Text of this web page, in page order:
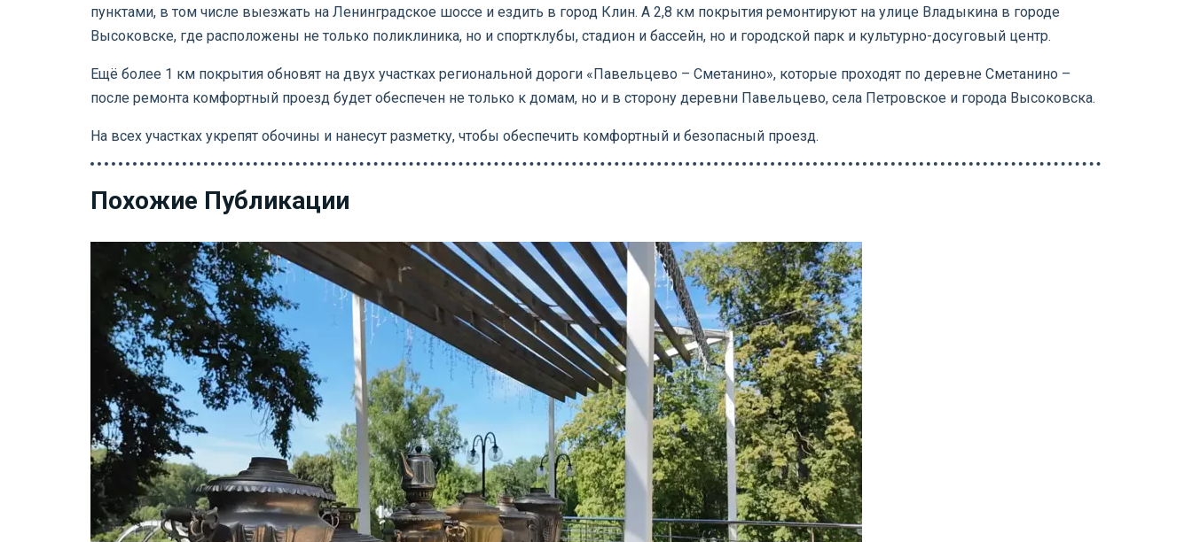
пунктами, в том числе выезжать на Ленинградское шоссе и ездить в город Клин. А 2,8 км покрытия ремонтируют на улице Владыкина в городе
Высоковске, где расположены не только поликлиника, но и спортклубы, стадион и бассейн, но и городской парк и культурно-досуговый центр.
Ещё более 1 км покрытия обновят на двух участках региональной дороги «Павельцево – Сметанино», которые проходят по деревне Сметанино –
после ремонта комфортный проезд будет обеспечен не только к домам, но и в сторону деревни Павельцево, села Петровское и города Высоковска.
На всех участках укрепят обочины и нанесут разметку, чтобы обеспечить комфортный и безопасный проезд.
Похожие Публикации